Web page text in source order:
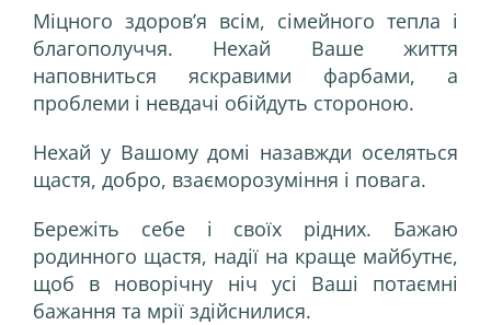
Міцного здоров’я всім, сімейного тепла і
благополуччя. Нехай Ваше життя
наповниться яскравими фарбами, а
проблеми і невдачі обійдуть стороною.
Нехай у Вашому домі назавжди оселяться
щастя, добро, взаєморозуміння і повага.
Бережіть себе і своїх рідних. Бажаю
родинного щастя, надії на краще майбутнє,
щоб в новорічну ніч усі Ваші потаємні
бажання та мрії здійснилися.